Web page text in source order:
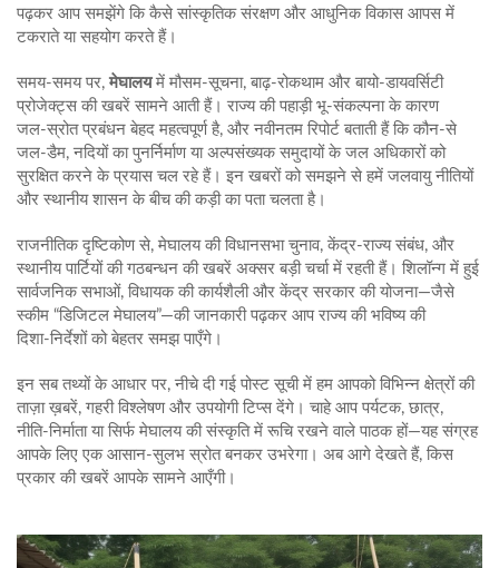
पढ़कर आप समझेंगे कि कैसे सांस्कृतिक संरक्षण और आधुनिक विकास आपस में
टकराते या सहयोग करते हैं।
समय‑समय पर, मेघालयमें मौसम‑सूचना, बाढ़‑रोकथाम और बायो‑डायवर्सिटी
प्रोजेक्ट्स की खबरें सामने आती हैं। राज्य की पहाड़ी भू‑संकल्पना के कारण
जल‑स्रोत प्रबंधन बेहद महत्वपूर्ण है, और नवीनतम रिपोर्ट बताती हैं कि कौन‑से
जल‑डैम, नदियों का पुनर्निर्माण या अल्पसंख्यक समुदायों के जल अधिकारों को
सुरक्षित करने के प्रयास चल रहे हैं। इन खबरों को समझने से हमें जलवायु नीतियों
और स्थानीय शासन के बीच की कड़ी का पता चलता है।
राजनीतिक दृष्टिकोण से, मेघालय की विधानसभा चुनाव, केंद्र‑राज्य संबंध, और
स्थानीय पार्टियों की गठबन्धन की खबरें अक्सर बड़ी चर्चा में रहती हैं। शिलॉन्ग में हुई
सार्वजनिक सभाओं, विधायक की कार्यशैली और केंद्र सरकार की योजना—जैसे
स्कीम “डिजिटल मेघालय”—की जानकारी पढ़कर आप राज्य की भविष्य की
दिशा‑निर्देशों को बेहतर समझ पाएँगे।
इन सब तथ्यों के आधार पर, नीचे दी गई पोस्ट सूची में हम आपको विभिन्न क्षेत्रों की
ताज़ा ख़बरें, गहरी विश्लेषण और उपयोगी टिप्स देंगे। चाहे आप पर्यटक, छात्र,
नीति‑निर्माता या सिर्फ मेघालय की संस्कृति में रूचि रखने वाले पाठक हों—यह संग्रह
आपके लिए एक आसान‑सुलभ स्रोत बनकर उभरेगा। अब आगे देखते हैं, किस
प्रकार की खबरें आपके सामने आएँगी।